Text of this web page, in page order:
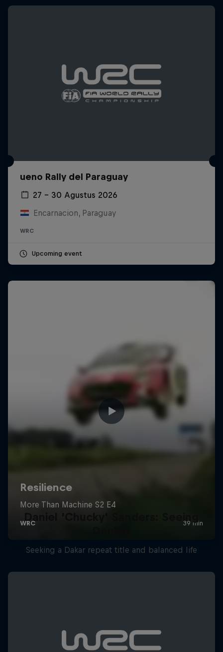
ueno Rally del Paraguay
27 – 30 Agustus 2026
Encarnacion, Paraguay
WRC
Upcoming event
Seeking a Dakar repeat title and balanced life